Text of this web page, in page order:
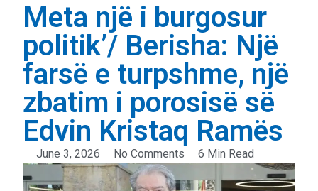
Meta një i burgosur
politik’/ Berisha: Një
farsë e turpshme, një
zbatim i porosisë së
Edvin Kristaq Ramës
June 3, 2026 No Comments 6 Min Read